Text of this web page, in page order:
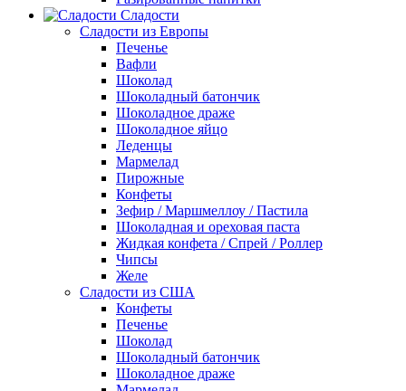
Сладости
Сладости из Европы
Печенье
Вафли
Шоколад
Шоколадный батончик
Шоколадное драже
Шоколадное яйцо
Леденцы
Мармелад
Пирожные
Конфеты
Зефир / Маршмеллоу / Пастила
Шоколадная и ореховая паста
Жидкая конфета / Спрей / Роллер
Чипсы
Желе
Сладости из США
Конфеты
Печенье
Шоколад
Шоколадный батончик
Шоколадное драже